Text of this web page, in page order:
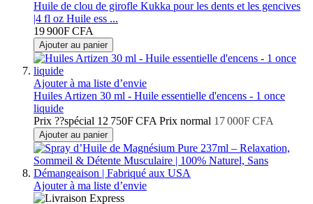
Huile de clou de girofle Kukka pour les dents et les gencives
|4 fl oz Huile ess ...
19 900F CFA
Ajouter au panier
Ajouter à ma liste d’envie
Huiles Artizen 30 ml - Huile essentielle d'encens - 1 once
liquide
Prix ??spécial 12 750F CFA Prix normal 17 000F CFA
Ajouter au panier
Ajouter à ma liste d’envie